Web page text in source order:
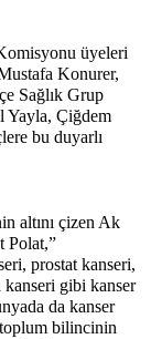
üyeleri
Konurer,
Sağlık Grup
Yayla, Çiğdem
bu duyarlı
altını çizen Ak
Polat,”
prostat kanseri,
kanseri gibi kanser
da kanser
toplum bilincinin